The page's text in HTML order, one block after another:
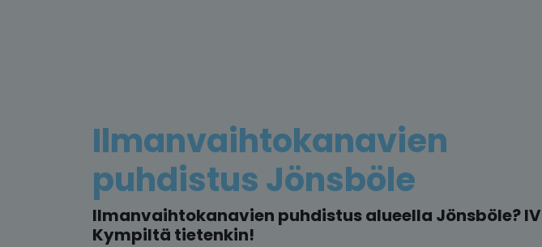
Ilmanvaihtokanavien
puhdistus Jönsböle
Ilmanvaihtokanavien puhdistus alueella Jönsböle? IV
Kympiltä tietenkin!